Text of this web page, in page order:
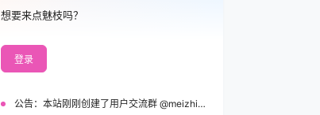
想要来点魅枝吗？
登录
公告： 本站刚刚创建了用户交流群 @meizhi_official，欢迎加入！